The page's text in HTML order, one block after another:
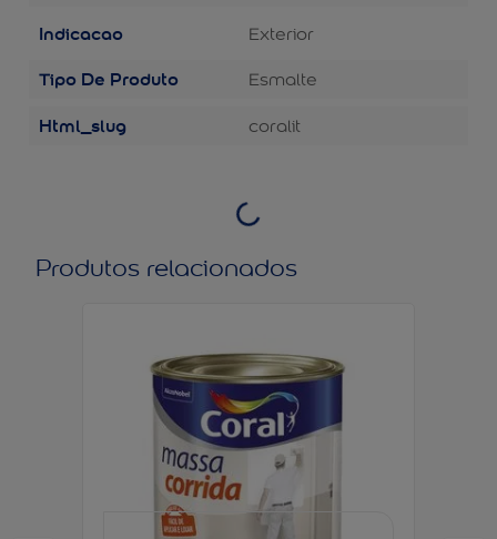
Indicacao Exterior
Tipo De Produto Esmalte
Html_slug coralit
Produtos relacionados